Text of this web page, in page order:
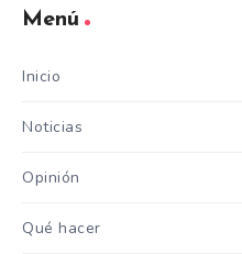
Menú
Inicio
Noticias
Opinión
Qué hacer